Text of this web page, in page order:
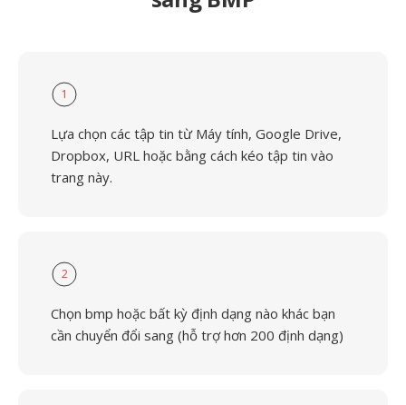
1
Lựa chọn các tập tin từ Máy tính, Google Drive,
Dropbox, URL hoặc bằng cách kéo tập tin vào
trang này.
2
Chọn bmp hoặc bất kỳ định dạng nào khác bạn
cần chuyển đổi sang (hỗ trợ hơn 200 định dạng)